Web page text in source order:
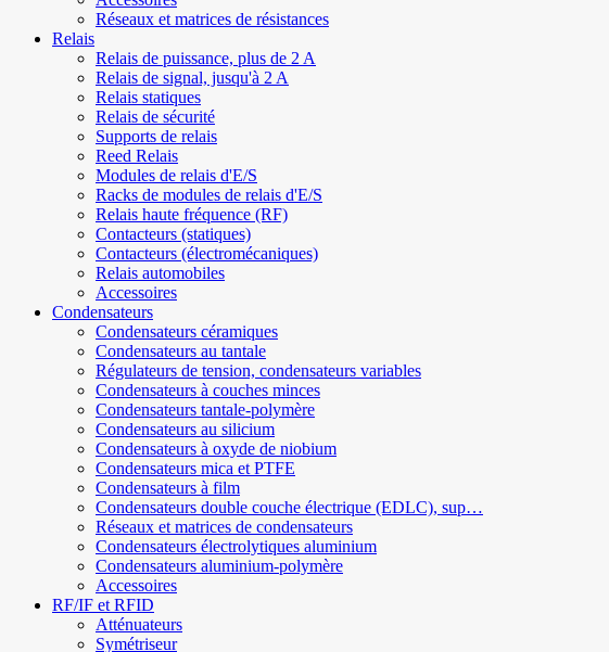
Réseaux et matrices de résistances
Relais
Relais de puissance, plus de 2 A
Relais de signal, jusqu'à 2 A
Relais statiques
Relais de sécurité
Supports de relais
Reed Relais
Modules de relais d'E/S
Racks de modules de relais d'E/S
Relais haute fréquence (RF)
Contacteurs (statiques)
Contacteurs (électromécaniques)
Relais automobiles
Accessoires
Condensateurs
Condensateurs céramiques
Condensateurs au tantale
Régulateurs de tension, condensateurs variables
Condensateurs à couches minces
Condensateurs tantale-polymère
Condensateurs au silicium
Condensateurs à oxyde de niobium
Condensateurs mica et PTFE
Condensateurs à film
Condensateurs double couche électrique (EDLC), sup…
Réseaux et matrices de condensateurs
Condensateurs électrolytiques aluminium
Condensateurs aluminium-polymère
Accessoires
RF/IF et RFID
Atténuateurs
Symétriseur